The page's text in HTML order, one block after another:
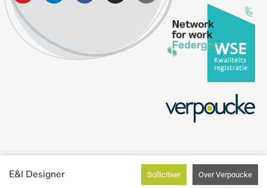
E&I Designer Solliciteer Over Verpoucke